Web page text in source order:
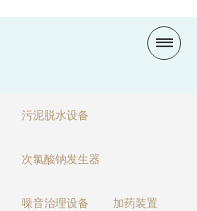
污泥脱水设备
次氯酸钠发生器
噪音治理设备 加药装置